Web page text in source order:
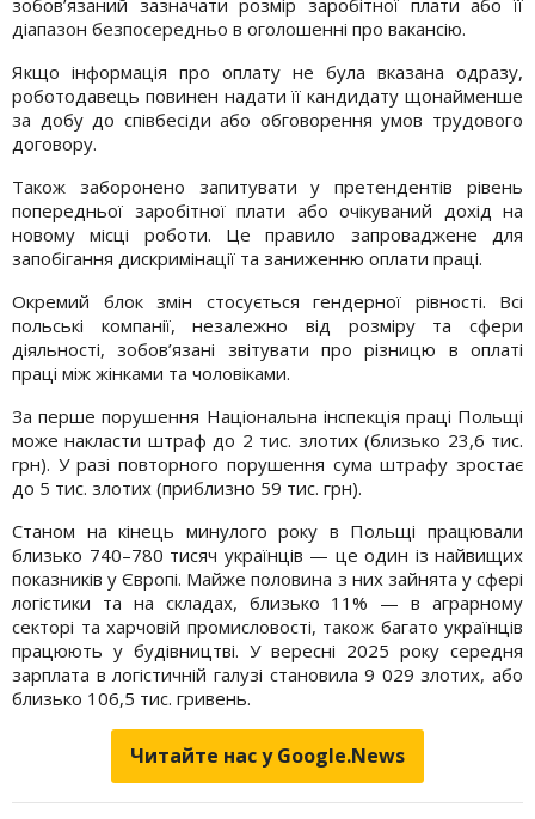
діапазон безпосередньо в оголошенні про вакансію.
Якщо інформація про оплату не була вказана одразу,
роботодавець повинен надати її кандидату щонайменше
за добу до співбесіди або обговорення умов трудового
договору.
Також заборонено запитувати у претендентів рівень
попередньої заробітної плати або очікуваний дохід на
новому місці роботи. Це правило запроваджене для
запобігання дискримінації та заниженню оплати праці.
Окремий блок змін стосується гендерної рівності. Всі
польські компанії, незалежно від розміру та сфери
діяльності, зобов’язані звітувати про різницю в оплаті
праці між жінками та чоловіками.
За перше порушення Національна інспекція праці Польщі
може накласти штраф до 2 тис. злотих (близько 23,6 тис.
грн). У разі повторного порушення сума штрафу зростає
до 5 тис. злотих (приблизно 59 тис. грн).
Станом на кінець минулого року в Польщі працювали
близько 740–780 тисяч українців — це один із найвищих
показників у Європі. Майже половина з них зайнята у сфері
логістики та на складах, близько 11% — в аграрному
секторі та харчовій промисловості, також багато українців
працюють у будівництві. У вересні 2025 року середня
зарплата в логістичній галузі становила 9 029 злотих, або
близько 106,5 тис. гривень.
Читайте нас у Google.News